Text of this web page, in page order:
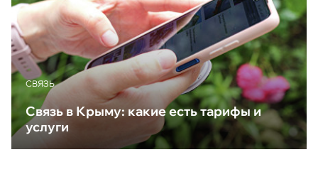
CВЯЗЬ
Связь в Крыму: какие есть тарифы и
услуги